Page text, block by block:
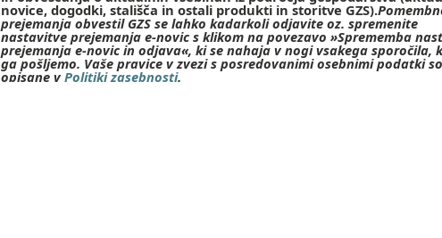
novice, dogodki, stališča in ostali produkti in storitve GZS).
prejemanja obvestil GZS se lahko kadarkoli odjavite oz. spremenite
nastavitve prejemanja e-novic s klikom na povezavo »Sprememba
prejemanja e-novic in odjava«, ki se nahaja v nogi vsakega sporočila,
ga pošljemo. Vaše pravice v zvezi s posredovanimi osebnimi podatki so
opisane vPolitiki zasebnosti.